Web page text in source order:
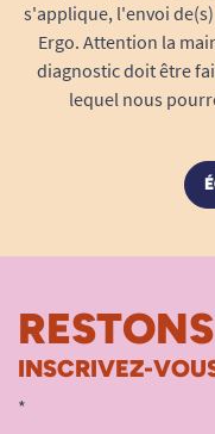
s'applique, l'envoi
Ergo. Attention la
diagnostic doit être
lequel nous
INSCRIVEZ-
*